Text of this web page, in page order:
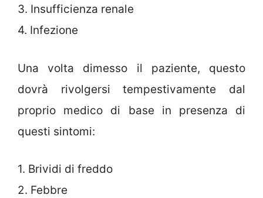
3. Insufficienza renale
4. Infezione
Una volta dimesso il paziente, questo
dovrà rivolgersi tempestivamente dal
proprio medico di base in presenza di
questi sintomi:
1. Brividi di freddo
2. Febbre